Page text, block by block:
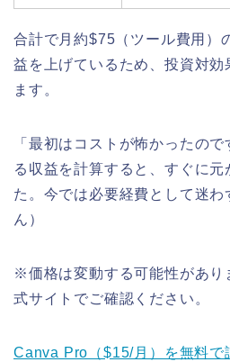
合計で月約$75（ツール費用）
益を上げているため、投資対効
ます。
「最初はコストが怖かったの
る収益を計算すると、すぐに元
た。今では必要経費として迷わ
ん）
※価格は変動する可能性があり
式サイトでご確認ください。
Canva Pro（$15/月）を無料で